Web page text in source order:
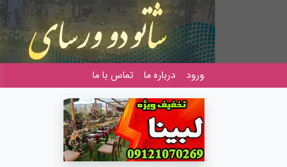
ورود درباره ما تماس با ما